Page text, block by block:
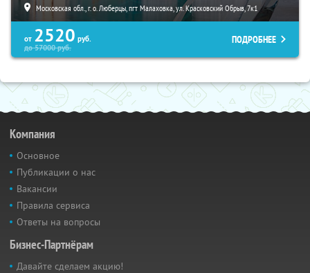
Московская обл., г. о. Люберцы, пгт Малаховка, ул. Красковский Обрыв, 7к1
от 2520 руб.
до57000руб.
ПОДРОБНЕЕ
Компания
Основное
Публикации о нас
Вакансии
Правила сервиса
Ответы на вопросы
Бизнес-Партнёрам
Давайте сделаем акцию!